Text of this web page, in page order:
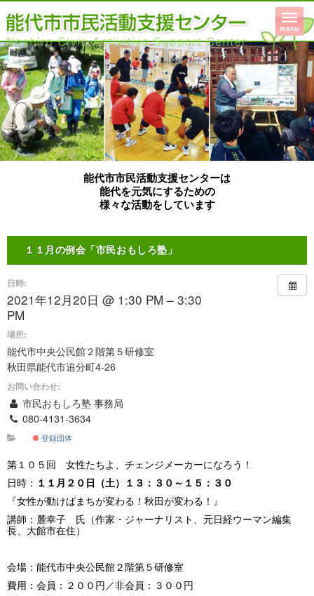
能代市市民活動支援センターは
能代を元気にするための
様々な活動をしています
１１月の例会「市民おもしろ塾」
日時:
2021年12月20日 @ 1:30 PM – 3:30
PM
場所:
能代市中央公民館２階第５研修室
秋田県能代市追分町4-26
お問い合わせ:
市民おもしろ塾 事務局
080-4131-3634
登録団体
第１０５回 女性たちよ、チェンジメーカーになろう！
日時： １１月２０日（土）１３：３０～１５：３０
『女性が動けばまちが変わる！秋田が変わる！』
講師：麓幸子 氏（作家・ジャーナリスト、元日経ウーマン編集
長、大館市在住）
会場：能代市中央公民館２階第５研修室
費用：会員：２００円／非会員：３００円